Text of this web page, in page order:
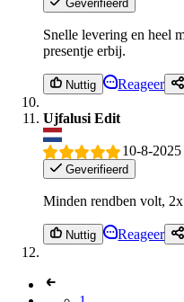
Geverifieerd
Snelle levering en heel
presentje erbij.
Nuttig Reageer
Ujfalusi Edit
10-8-2025
Geverifieerd
Minden rendben volt,
Nuttig Reageer